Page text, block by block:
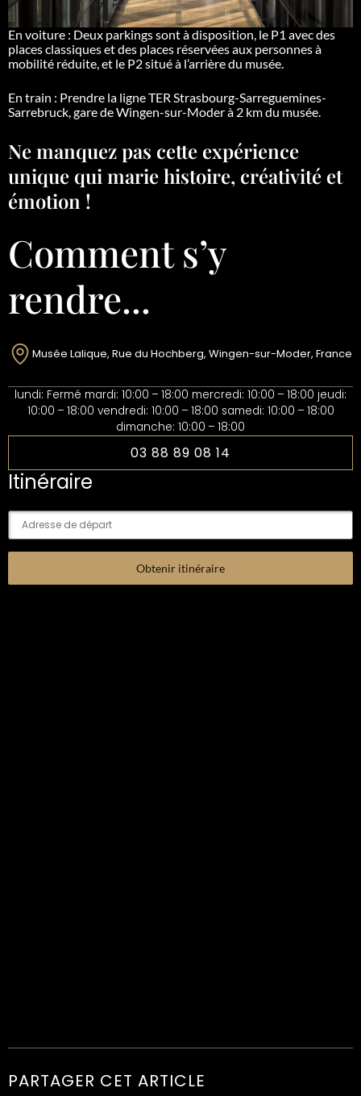
En voiture : Deux parkings sont à disposition, le P1 avec des
places classiques et des places réservées aux personnes à
mobilité réduite, et le P2 situé à l’arrière du musée.
En train : Prendre la ligne TER Strasbourg-Sarreguemines-
Sarrebruck, gare de Wingen-sur-Moder à 2 km du musée.
Ne manquez pas cette expérience
unique qui marie histoire, créativité et
émotion !
Comment s’y
rendre...
Musée Lalique, Rue du Hochberg, Wingen-sur-Moder, France
lundi: Fermé mardi: 10:00 – 18:00 mercredi: 10:00 – 18:00 jeudi:
10:00 – 18:00 vendredi: 10:00 – 18:00 samedi: 10:00 – 18:00
dimanche: 10:00 – 18:00
03 88 89 08 14
Itinéraire
PARTAGER CET ARTICLE